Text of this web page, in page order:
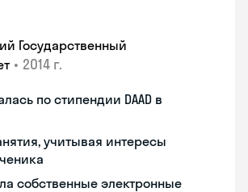
Государственный
• 2014 г.
по стипендии DAAD в
учитывая интересы
собственные электронные